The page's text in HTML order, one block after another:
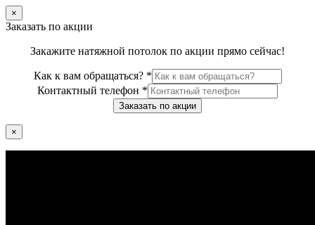
×
Заказать по акции
Закажите натяжной потолок по акции прямо сейчас!
Как к вам обращаться? *
Контактный телефон *
Заказать по акции
×